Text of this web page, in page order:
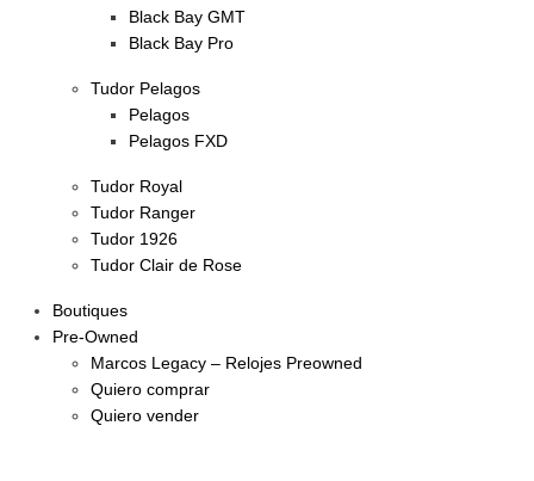
Black Bay GMT
Black Bay Pro
Tudor Pelagos
Pelagos
Pelagos FXD
Tudor Royal
Tudor Ranger
Tudor 1926
Tudor Clair de Rose
Boutiques
Pre-Owned
Marcos Legacy – Relojes Preowned
Quiero comprar
Quiero vender